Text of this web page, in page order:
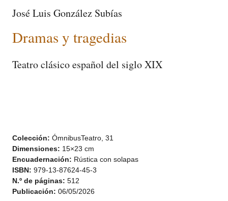
José Luis González Subías
Dramas y tragedias
Teatro clásico español del siglo XIX
Colección: ÓmnibusTeatro, 31
Dimensiones: 15×23 cm
Encuadernación: Rústica con solapas
ISBN: 979-13-87624-45-3
N.º de páginas: 512
Publicación: 06/05/2026